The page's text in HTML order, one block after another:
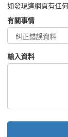
如發現這網頁有任
有關事情
輸入資料